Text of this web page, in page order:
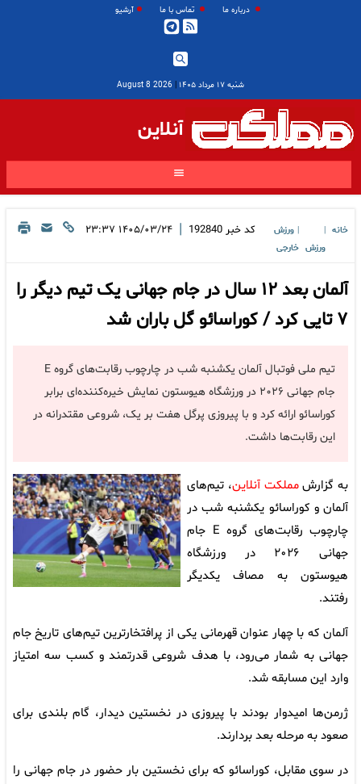
درباره ما تماس با ما آرشیو
شنبه ۱۷ مرداد ۱۴۰۵ |
2026 August 8
آنلاین
خانه
ورزش
ورزش
خارجی
کد خبر 192840
| ۱۴۰۵/۰۳/۲۴ ۲۳:۳۷
آلمان بعد ۱۲ سال در جام جهانی یک تیم دیگر را
۷ تایی کرد / کوراسائو گل باران شد
تیم ملی فوتبال آلمان یکشنبه شب در چارچوب رقابت‌های گروه E
جام جهانی ۲۰۲۶ در ورزشگاه هیوستون نمایش خیره‌کننده‌ای برابر
کوراسائو ارائه کرد و با پیروزی پرگل هفت بر یک، شروعی مقتدرانه در
این رقابت‌ها داشت.
به گزارشمملکت آنلاین، تیم‌های
آلمان و کوراسائو یکشنبه شب در
چارچوب رقابت‌های گروه E جام
جهانی ۲۰۲۶ در ورزشگاه
هیوستون به مصاف یکدیگر
رفتند.
آلمان که با چهار عنوان قهرمانی یکی از پرافتخارترین تیم‌های تاریخ جام
جهانی به شمار می‌رود، با هدف شروعی قدرتمند و کسب سه امتیاز
وارد این مسابقه شد.
ژرمن‌ها امیدوار بودند با پیروزی در نخستین دیدار، گام بلندی برای
صعود به مرحله بعد بردارند.
در سوی مقابل، کوراسائو که برای نخستین بار حضور در جام جهانی را